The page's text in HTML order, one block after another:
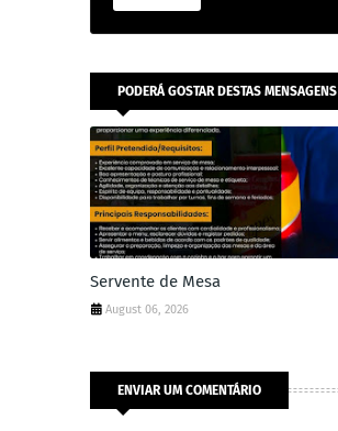
PODERÁ GOSTAR DESTAS MENSAGENS
Servente de Mesa
August 06, 2026
ENVIAR UM COMENTÁRIO